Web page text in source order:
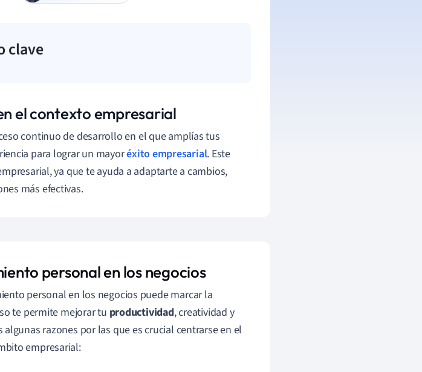
clave
el contexto empresarial
continuo de desarrollo en el que amplías tus
para lograr un mayoréxito empresarial. Este
ya que te ayuda a adaptarte a cambios,
más efectivas.
personal en los negocios
personal en los negocios puede marcar la
te permite mejorar tu productividad, creatividad y
razones por las que es crucial centrarse en el
empresarial: